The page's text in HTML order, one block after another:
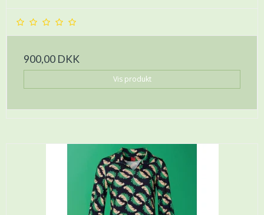
900,00 DKK
Vis produkt